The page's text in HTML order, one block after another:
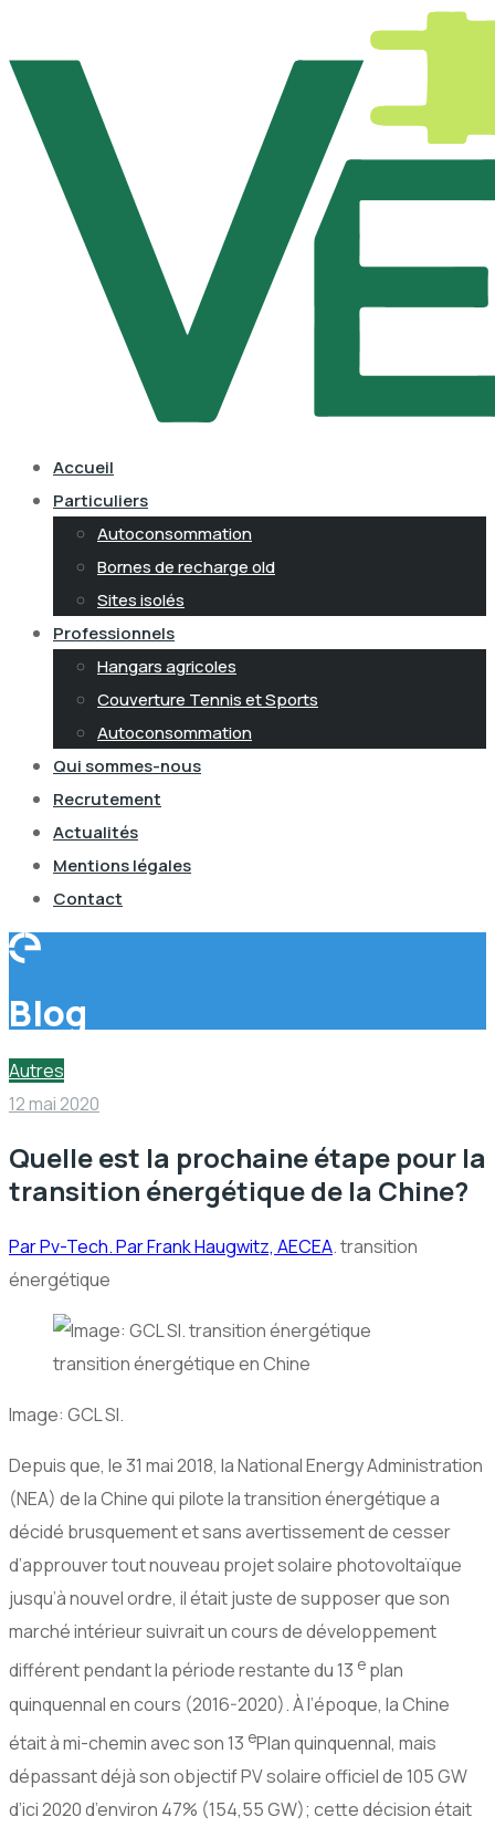
Accueil
Particuliers
Autoconsommation
Bornes de recharge old
Sites isolés
Professionnels
Hangars agricoles
Couverture Tennis et Sports
Autoconsommation
Qui sommes-nous
Recrutement
Actualités
Mentions légales
Contact
Blog
Autres
12 mai 2020
Quelle est la prochaine étape pour la
transition énergétique de la Chine?
Par Pv-Tech. Par Frank Haugwitz, AECEA. transition
énergétique
transition énergétique en Chine
Image: GCL SI.
Depuis que, le 31 mai 2018, la National Energy Administration
(NEA) de la Chine qui pilote la transition énergétique a
décidé brusquement et sans avertissement de cesser
d’approuver tout nouveau projet solaire photovoltaïque
jusqu’à nouvel ordre, il était juste de supposer que son
marché intérieur suivrait un cours de développement
différent pendant la période restante du 13 e plan
quinquennal en cours (2016-2020). À l’époque, la Chine
était à mi-chemin avec son 13 ePlan quinquennal, mais
dépassant déjà son objectif PV solaire officiel de 105 GW
d’ici 2020 d’environ 47% (154,55 GW); cette décision était